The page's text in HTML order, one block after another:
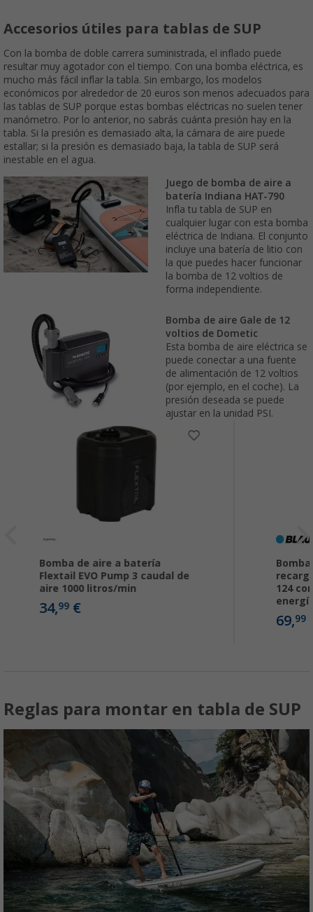
Accesorios útiles para tablas de SUP
Con la bomba de doble carrera suministrada, el inflado puede
resultar muy agotador con el tiempo. Con una bomba eléctrica, es
mucho más fácil inflar la tabla. Sin embargo, los modelos
económicos por alrededor de 20 euros son menos adecuados para
las tablas de SUP porque estas bombas eléctricas no suelen tener
manómetro. Por lo anterior, no sabrás cuánta presión hay en la
tabla. Si la presión es demasiado alta, la cámara de aire puede
estallar; si la presión es demasiado baja, la tabla de SUP será
inestable en el agua.
Juego de bomba de aire a
batería Indiana HAT-790
Infla tu tabla de SUP en
cualquier lugar con esta bomba
eléctrica de Indiana. El conjunto
incluye una batería de litio con
la que puedes hacer funcionar
la bomba de 12 voltios de
forma independiente.
Bomba de aire Gale de 12
voltios de Dometic
Esta bomba de aire eléctrica se
puede conectar a una fuente
de alimentación de 12 voltios
(por ejemplo, en el coche). La
presión deseada se puede
ajustar en la unidad PSI.
Bomba de aire a batería
Flextail EVO Pump 3 caudal de
aire 1000 litros/min
34,99 €
124
69,99
Reglas para montar en tabla de SUP